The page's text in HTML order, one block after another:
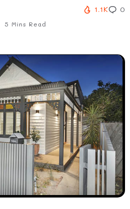
5 Mins Read
1.1K 0